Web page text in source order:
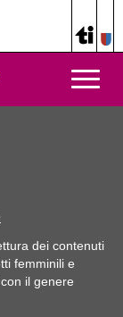
Toggle
dei contenuti
femminili e
il genere